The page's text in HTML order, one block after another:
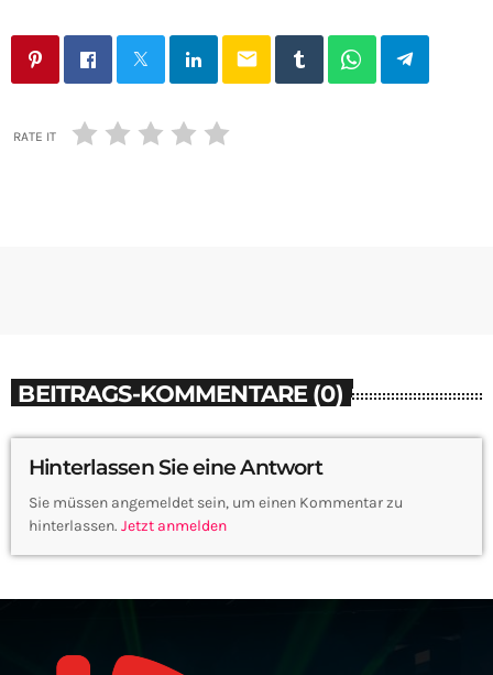
email
RATE IT
BEITRAGS-KOMMENTARE (0)
Hinterlassen Sie eine Antwort
Sie müssen angemeldet sein, um einen Kommentar zu
hinterlassen. Jetzt anmelden